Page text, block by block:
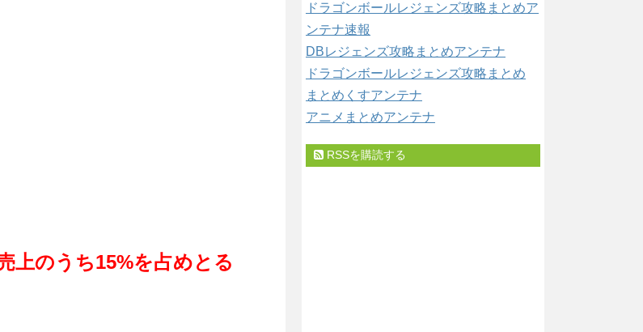
上のうち15%を占めとる
ドラゴンボールレジェンズ攻略まとめア
ンテナ速報
DBレジェンズ攻略まとめアンテナ
ドラゴンボールレジェンズ攻略まとめ
まとめくすアンテナ
アニメまとめアンテナ
RSSを購読する